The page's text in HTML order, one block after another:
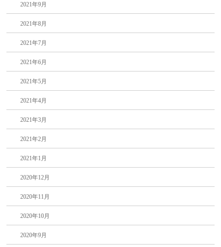
2021年9月
2021年8月
2021年7月
2021年6月
2021年5月
2021年4月
2021年3月
2021年2月
2021年1月
2020年12月
2020年11月
2020年10月
2020年9月